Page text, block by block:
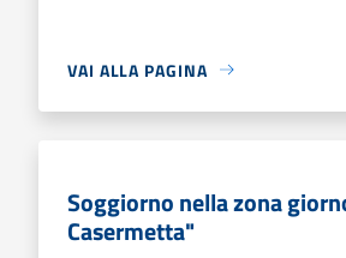
VAI ALLA PAGINA
Soggiorno nella zona
Casermetta"